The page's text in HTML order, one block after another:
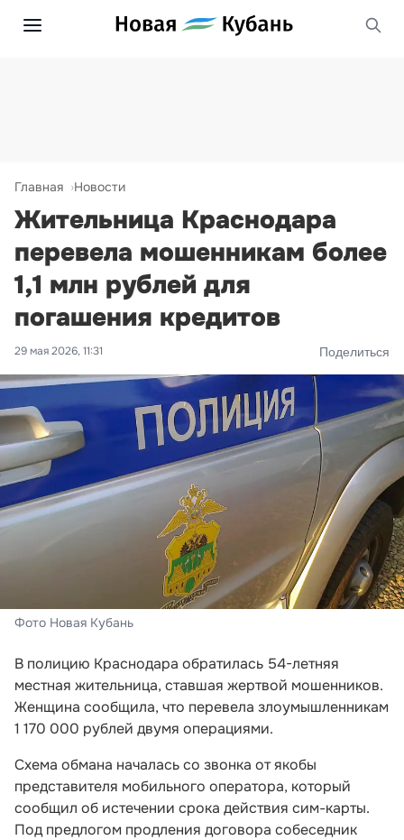
Главная Новости
Жительница Краснодара
перевела мошенникам более
1,1 млн рублей для
погашения кредитов
29 мая 2026, 11:31 Поделиться
Фото Новая Кубань
В полицию Краснодара обратилась 54-летняя
местная жительница, ставшая жертвой мошенников.
Женщина сообщила, что перевела злоумышленникам
1 170 000 рублей двумя операциями.
Схема обмана началась со звонка от якобы
представителя мобильного оператора, который
сообщил об истечении срока действия сим-карты.
Под предлогом продления договора собеседник